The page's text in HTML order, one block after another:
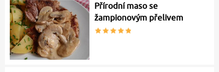
Přírodní maso se
žampionovým přelivem